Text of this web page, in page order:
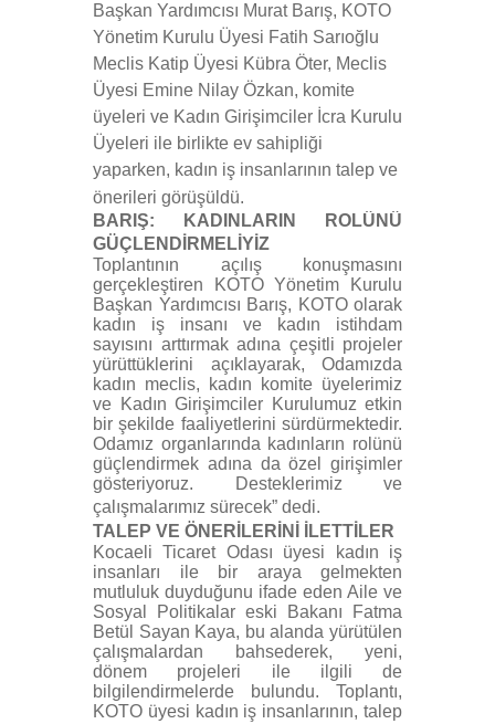
Başkan Yardımcısı Murat Barış, KOTO
Yönetim Kurulu Üyesi Fatih Sarıoğlu
Meclis Katip Üyesi Kübra Öter, Meclis
Üyesi Emine Nilay Özkan, komite
üyeleri ve Kadın Girişimciler İcra Kurulu
Üyeleri ile birlikte ev sahipliği
yaparken, kadın iş insanlarının talep ve
önerileri görüşüldü.
BARIŞ: KADINLARIN ROLÜNÜ
GÜÇLENDİRMELİYİZ
Toplantının açılış konuşmasını
gerçekleştiren KOTO Yönetim Kurulu
Başkan Yardımcısı Barış, KOTO olarak
kadın iş insanı ve kadın istihdam
sayısını arttırmak adına çeşitli projeler
yürüttüklerini açıklayarak, Odamızda
kadın meclis, kadın komite üyelerimiz
ve Kadın Girişimciler Kurulumuz etkin
bir şekilde faaliyetlerini sürdürmektedir.
Odamız organlarında kadınların rolünü
güçlendirmek adına da özel girişimler
gösteriyoruz. Desteklerimiz ve
çalışmalarımız sürecek” dedi.
TALEP VE ÖNERİLERİNİ İLETTİLER
Kocaeli Ticaret Odası üyesi kadın iş
insanları ile bir araya gelmekten
mutluluk duyduğunu ifade eden Aile ve
Sosyal Politikalar eski Bakanı Fatma
Betül Sayan Kaya, bu alanda yürütülen
çalışmalardan bahsederek, yeni,
dönem projeleri ile ilgili de
bilgilendirmelerde bulundu. Toplantı,
KOTO üyesi kadın iş insanlarının, talep